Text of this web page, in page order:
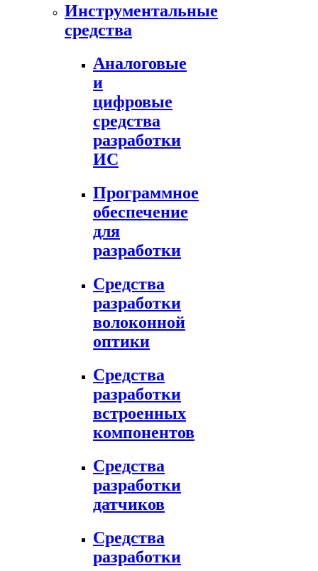
Инструментальные
средства
Аналоговые
и
цифровые
средства
разработки
ИС
Программное
обеспечение
для
разработки
Средства
разработки
волоконной
оптики
Средства
разработки
встроенных
компонентов
Средства
разработки
датчиков
Средства
разработки